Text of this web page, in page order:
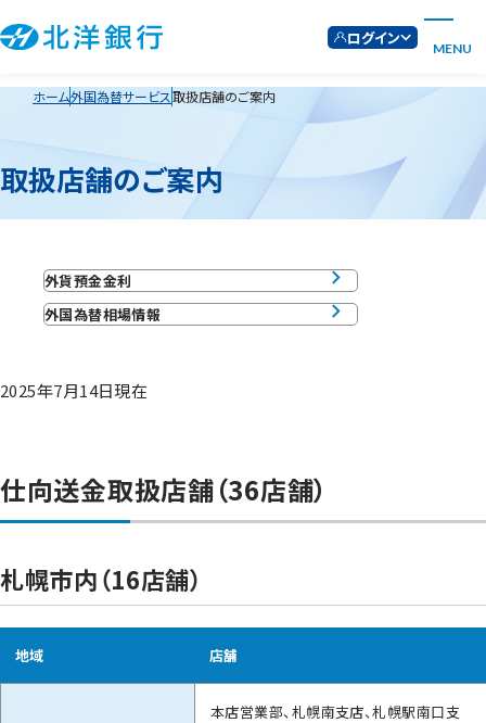
ログイン
MENU
ホーム外国為替サービス取扱店舗のご案内
取扱店舗のご案内
外貨預金金利
外国為替相場情報
2025年7月14日現在
仕向送金取扱店舗（36店舗）
札幌市内（16店舗）
地域 店舗
本店営業部、札幌南支店、札幌駅南口支